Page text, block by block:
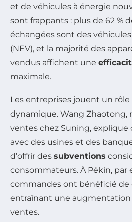
et de véhicules à énergie
sont frappants : plus de 62 %
échangées sont des
(NEV), et la majorité des
vendus affichent une
maximale.
Les entreprises jouent un
dynamique. Wang Zhaotong,
ventes chez Suning, explique
avec des usines et des
d’offrir des subventions
consommateurs. À Pékin, par
commandes ont bénéficié de
entraînant une augmentation
ventes.